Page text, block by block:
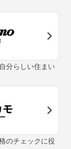
分らしい住まい
のチェックに役